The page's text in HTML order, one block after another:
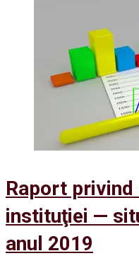
Raport
instituţiei —
anul 2019